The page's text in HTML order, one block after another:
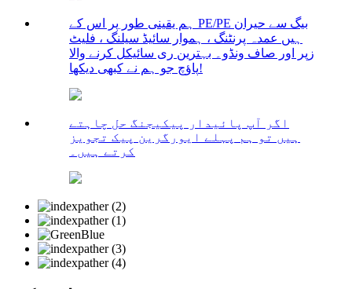
ہم یقینی طور پر اس کے PE/PE بیگ سے حیران
ہیں عمدہ پرنٹنگ ، ہموار سائیڈ سیلنگ ، فلیٹ
زپر اور صاف ونڈو۔ بہترین ری سائیکل کرنے والا
پاؤچ جو ہم نے کبھی دیکھا!
اگر آپ پائیدار پیکیجنگ حل چاہتے
ہیں تو ہم پہلے ایورگرین پیک تجویز
کرتے ہیں۔